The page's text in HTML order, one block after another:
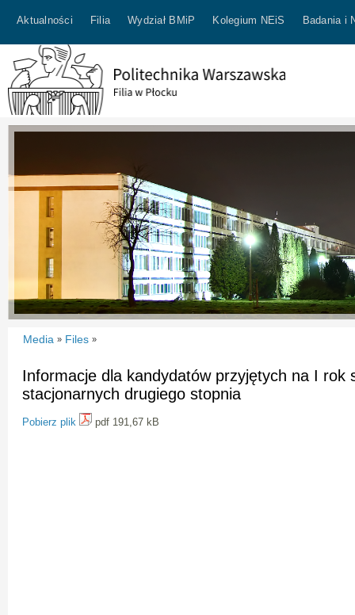
Aktualności Filia Wydział BMiP Kolegium NEiS Badania i
Media » Files »
Informacje dla kandydatów przyjętych na I rok
stacjonarnych drugiego stopnia
Pobierz plik pdf 191,67 kB